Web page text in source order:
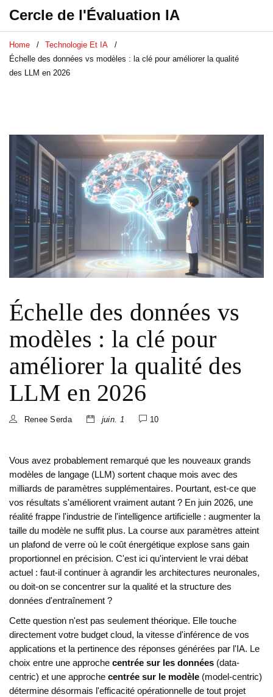
Cercle de l'Évaluation IA
Home
Technologie Et IA
Échelle des données vs modèles : la clé pour améliorer la qualité
des LLM en 2026
Échelle des données vs
modèles : la clé pour
améliorer la qualité des
LLM en 2026
Renee Serda juin. 1 10
Vous avez probablement remarqué que les nouveaux grands
modèles de langage (LLM) sortent chaque mois avec des
milliards de paramètres supplémentaires. Pourtant, est-ce que
vos résultats s'améliorent vraiment autant ? En juin 2026, une
réalité frappe l'industrie de l'intelligence artificielle : augmenter la
taille du modèle ne suffit plus. La course aux paramètres atteint
un plafond de verre où le coût énergétique explose sans gain
proportionnel en précision. C'est ici qu'intervient le vrai débat
actuel : faut-il continuer à agrandir les architectures neuronales,
ou doit-on se concentrer sur la qualité et la structure des
données d'entraînement ?
Cette question n'est pas seulement théorique. Elle touche
directement votre budget cloud, la vitesse d'inférence de vos
applications et la pertinence des réponses générées par l'IA. Le
choix entre une approche centrée sur les données (data-
centric) et une approche centrée sur le modèle (model-centric)
détermine désormais l'efficacité opérationnelle de tout projet